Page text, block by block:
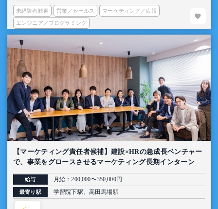
未経験者歓迎 営業／セールス マーケティング／広報
エンジニア／プログラミング
【マーケティング責任者候補】建設×HRの急成長ベンチャー
で、事業をグロースさせるマーケティング長期インターン
給与 月給：200,000〜350,000円
最寄り駅 学習院下駅、高田馬場駅